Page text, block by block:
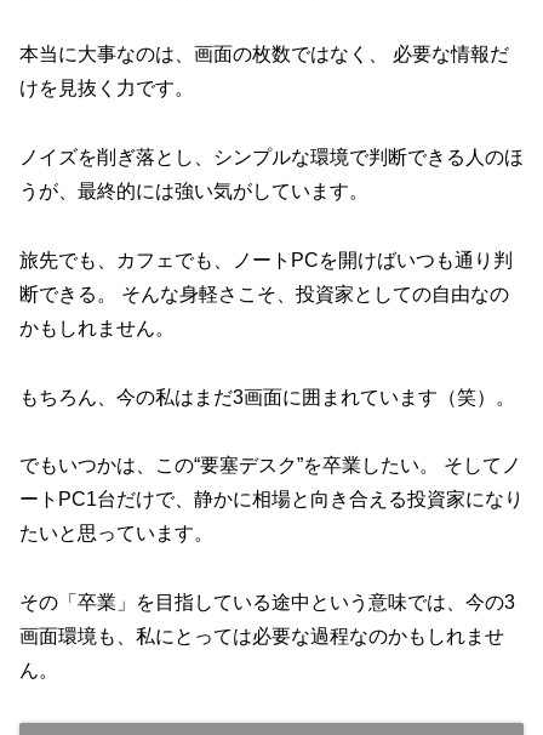
本当に大事なのは、画面の枚数ではなく、 必要な情報だ
けを見抜く力です。
ノイズを削ぎ落とし、シンプルな環境で判断できる人のほ
うが、最終的には強い気がしています。
旅先でも、カフェでも、ノートPCを開けばいつも通り判
断できる。 そんな身軽さこそ、投資家としての自由なの
かもしれません。
もちろん、今の私はまだ3画面に囲まれています（笑）。
でもいつかは、この“要塞デスク”を卒業したい。 そしてノ
ートPC1台だけで、静かに相場と向き合える投資家になり
たいと思っています。
その「卒業」を目指している途中という意味では、今の3
画面環境も、私にとっては必要な過程なのかもしれませ
ん。